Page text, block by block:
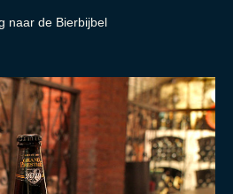
naar de Bierbijbel